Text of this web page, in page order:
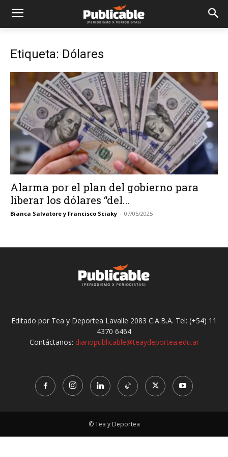
Etiqueta: Dólares
Alarma por el plan del gobierno para
liberar los dólares “del...
Bianca Salvatore y Francisco Sciaky - 07/05/2025
Editado por Tea y Deportea Lavalle 2083 C.A.B.A. Tel: (+54) 11
4370 6464
Contáctanos: diariopublicable@teaydeportea.edu.ar
© Tea y Deportea